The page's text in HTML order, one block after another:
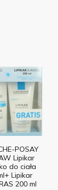
POSAY
Lipikar
do ciała
Lipikar
200 ml